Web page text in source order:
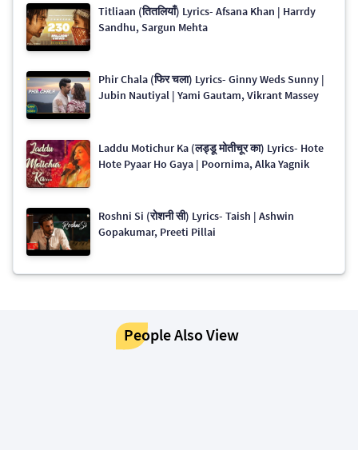
Titliaan (तितलियाँ) Lyrics- Afsana Khan | Harrdy
Sandhu, Sargun Mehta
Phir Chala (फिर चला) Lyrics- Ginny Weds Sunny |
Jubin Nautiyal | Yami Gautam, Vikrant Massey
Laddu Motichur Ka (लड्डू मोतीचूर का) Lyrics- Hote
Hote Pyaar Ho Gaya | Poornima, Alka Yagnik
Roshni Si (रोशनी सी) Lyrics- Taish | Ashwin
Gopakumar, Preeti Pillai
People Also View